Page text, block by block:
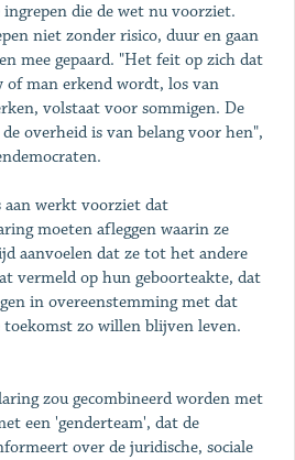
die de wet nu voorziet.
niet zonder risico, duur en gaan
mee gepaard. "Het feit op zich dat
of man erkend wordt, los van
volstaat voor sommigen. De
overheid is van belang voor hen",
aan werkt voorziet dat
moeten afleggen waarin ze
aanvoelen dat ze tot het andere
vermeld op hun geboorteakte, dat
in overeenstemming met dat
toekomst zo willen blijven leven.
zou gecombineerd worden met
een 'genderteam', dat de
over de juridische, sociale